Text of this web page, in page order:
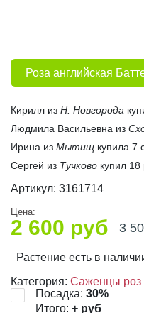
Роза английская
Кирилл из Н. Новгорода
Людмила Васильевна из
Ирина из Мытищ купила 7
Сергей из Тучково купил 18
Артикул: 3161714
Цена:
2 600 руб 3
Растение есть в
Категория: Саженцы роз
Посадка: 30%
Итого: + руб